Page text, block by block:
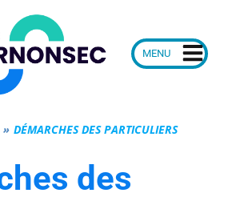
de
DÉMARCHES DES PARTICULIERS
des